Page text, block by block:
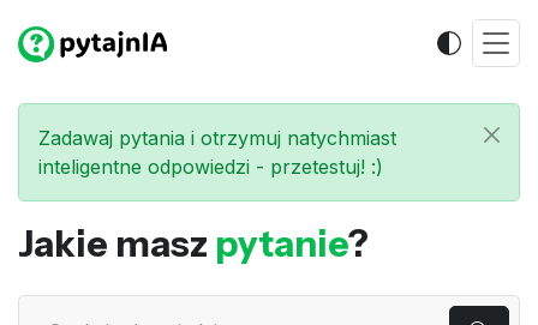
Zadawaj pytania i otrzymuj natychmiast
inteligentne odpowiedzi - przetestuj! :)
Jakie masz pytanie?